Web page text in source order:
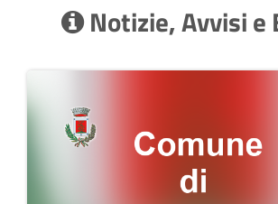
Notizie, Avvisi e